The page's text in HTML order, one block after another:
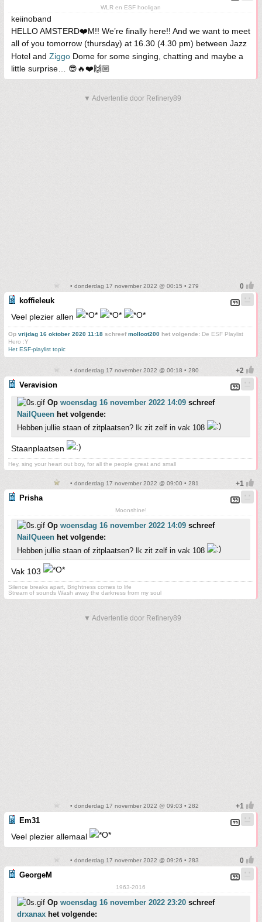
WLR en ESF hooligan
keiinoband
HELLO AMSTERD❤️M!! We’re finally here!! And we want to meet
all of you tomorrow (thursday) at 16.30 (4.30 pm) between Jazz
Hotel and Ziggo Dome for some singing, chatting and maybe a
little surprise… 😎🔥❤️🙌🏼
▼ Advertentie door Refinery89
• donderdag 17 november 2022 @ 00:15 • 279
koffieleuk
Veel plezier allen
Op vrijdag 16 oktober 2020 11:18 schreefmolloot200 het volgende: De ESF Playlist
Hero :Y
Het ESF-playlist topic
• donderdag 17 november 2022 @ 00:18 • 280
Veravision
Op woensdag 16 november 2022 14:09 schreef
NailQueen het volgende:
Hebben jullie staan of zitplaatsen? Ik zit zelf in vak 108
Staanplaatsen
Hey, sing your heart out boy, for all the people great and small
• donderdag 17 november 2022 @ 09:00 • 281
Prisha
Moonshine!
Op woensdag 16 november 2022 14:09 schreef
NailQueen het volgende:
Hebben jullie staan of zitplaatsen? Ik zit zelf in vak 108
Vak 103
Silence breaks apart, Brightness comes to life
Stream of sounds Wash away the darkness from my soul
▼ Advertentie door Refinery89
• donderdag 17 november 2022 @ 09:03 • 282
Em31
Veel plezier allemaal
• donderdag 17 november 2022 @ 09:26 • 283
GeorgeM
1963-2016
Op woensdag 16 november 2022 23:20 schreef
drxanax het volgende: